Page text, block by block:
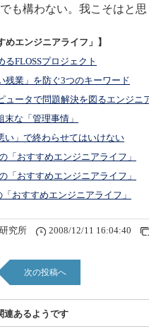
も構わない。我こそはと思
めエンジニアライフ」】
るFLOSSプロジェクト
残業」を防ぐ3つのキーワード
ュータで問題解決を図るエンジニ
末な「管理事情」
い」で終わらせてはいけない
「おすすめエンジニアライフ」
「おすすめエンジニアライフ」
おすすめエンジニアライフ」
究所 2008/12/11 16:04:40
次の投稿へ
連あるようです